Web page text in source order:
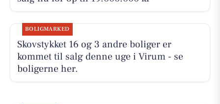
BOLIGMARKED
Skovstykket 16 og 3 andre boliger er
kommet til salg denne uge i Virum - se
boligerne her.